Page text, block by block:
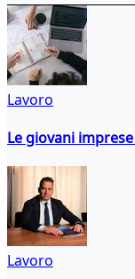
Lavoro
Le giovani
Lavoro